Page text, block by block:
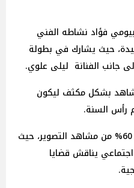
فؤاد نشاطه الفني
حيث يشارك في بطولة
جانب الفنانة ليلى علوي.
بشكل مكثف ليكون
رأس السنة.
وقد أنهى صناع الفيلم أكثر من 60% من مشاهد التصوير، حيث
يناقش قضايا